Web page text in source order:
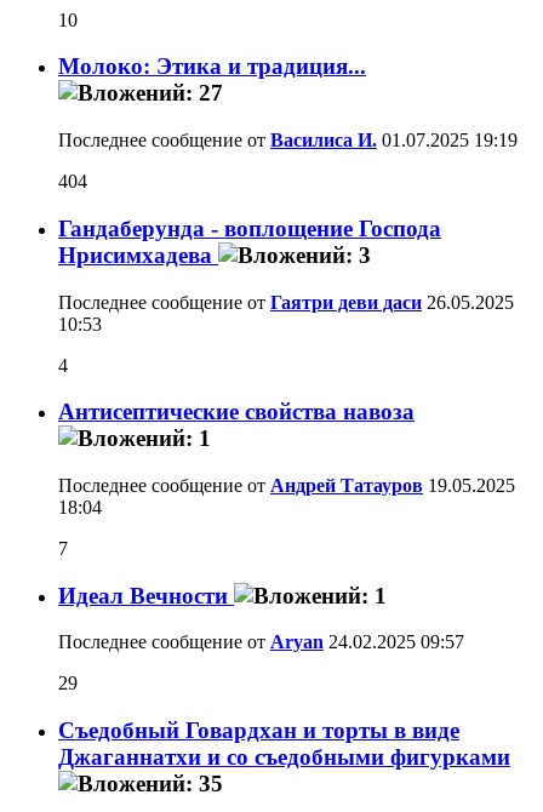
10
Молоко: Этика и традиция...
Последнее сообщение от Василиса И. 01.07.2025 19:19
404
Гандаберунда - воплощение Господа
Нрисимхадева
Последнее сообщение от Гаятри деви даси 26.05.2025
10:53
4
Антисептические свойства навоза
Последнее сообщение от Андрей Татауров 19.05.2025
18:04
7
Идеал Вечности
Последнее сообщение от Aryan 24.02.2025 09:57
29
Съедобный Говардхан и торты в виде
Джаганнатхи и со съедобными фигурками